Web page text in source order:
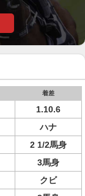
着差
1.10.6
ハナ
2 1/2馬身
3馬身
クビ